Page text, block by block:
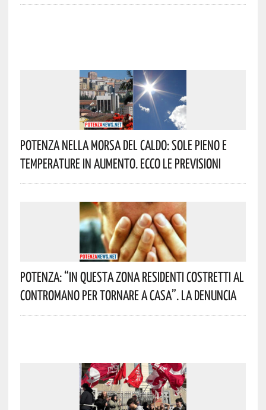
Potenza Nella Morsa Del Caldo: Sole Pieno E
Temperature In Aumento. Ecco Le Previsioni
Potenza: “In Questa Zona Residenti Costretti Al
Contromano Per Tornare A Casa”. La Denuncia